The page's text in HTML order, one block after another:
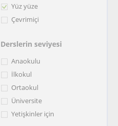
Yüz yüze
Çevrimiçi
Derslerin seviyesi
Anaokulu
İlkokul
Ortaokul
Üniversite
Yetişkinler için